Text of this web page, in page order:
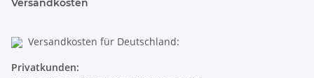
Versandkosten
Versandkosten für Deutschland:
Privatkunden: